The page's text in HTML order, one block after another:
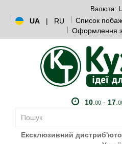
Валюта:
UA
| RU Список
Оформлення
10. 00- 17.
Ексклюзивний